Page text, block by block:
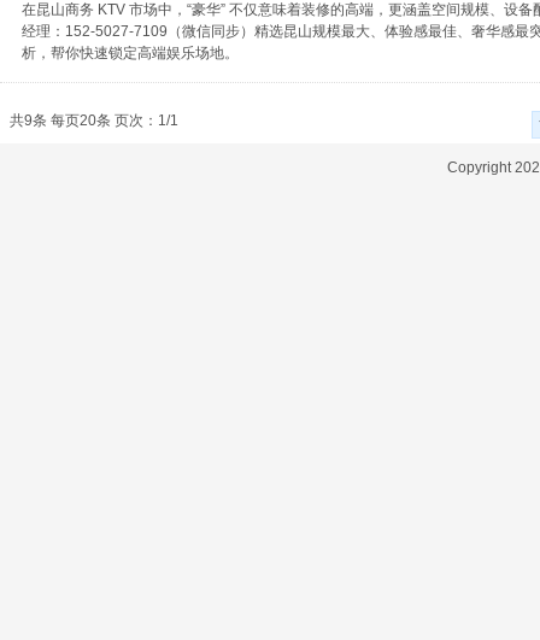
在昆山商务 KTV 市场中，“豪华” 不仅意味着装修的高端，更涵盖空间规模、设
经理：152-5027-7109（微信同步）精选昆山规模最大、体验感最佳、奢华感最
析，帮你快速锁定高端娱乐场地。
共9条 每页20条 页次：1/1
Copyright